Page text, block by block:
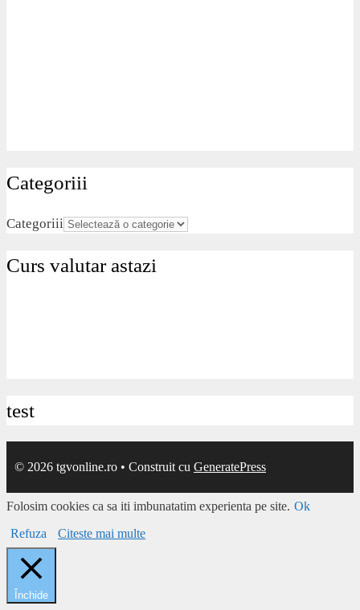
Categoriii
Categoriii
Curs valutar astazi
test
© 2026 tgvonline.ro • Construit cu GeneratePress
Folosim cookies ca sa iti imbunatatim experienta pe site. Ok
Refuza
Citeste mai multe
Închide